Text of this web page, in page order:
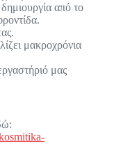
δημιουργία από το
μακροχρόνια
μας